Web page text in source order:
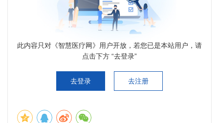
此内容只对《智慧医疗网》用户开放，若您已是本站用户，请
点击下方 “去登录”
去登录 去注册